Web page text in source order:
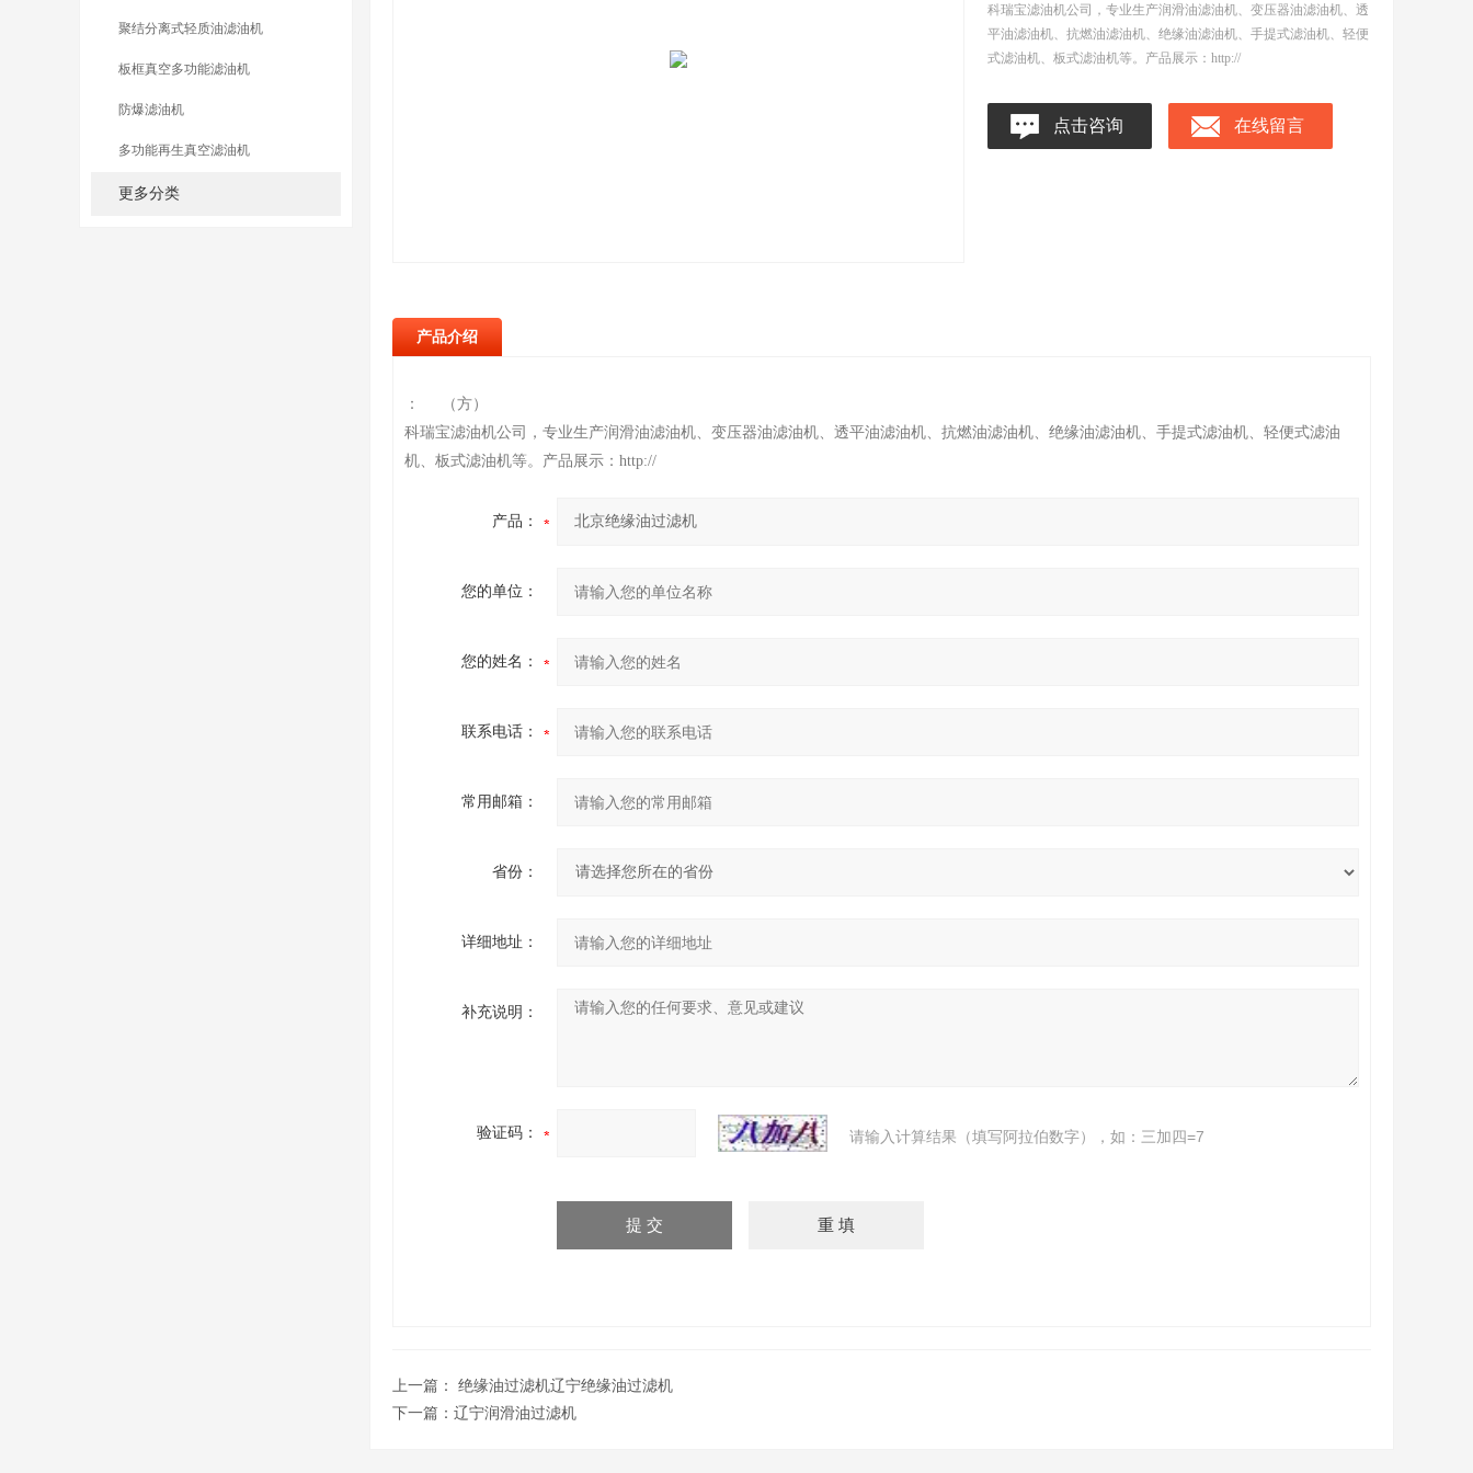
聚结分离式轻质油滤油机
板框真空多功能滤油机
防爆滤油机
多功能再生真空滤油机
更多分类
科瑞宝滤油机公司，专业生产润滑油滤油机、变压器油滤油机、透
平油滤油机、抗燃油滤油机、绝缘油滤油机、手提式滤油机、轻便
式滤油机、板式滤油机等。产品展示：http://
点击咨询 在线留言
产品介绍
： （方）
科瑞宝滤油机公司，专业生产润滑油滤油机、变压器油滤油机、透平油滤油机、抗燃油滤油机、绝缘油滤油机、手提式滤油机、轻便式滤油
机、板式滤油机等。产品展示：http://
产品：
您的单位：
您的姓名：
联系电话：
常用邮箱：
省份：
详细地址：
补充说明：
验证码： 请输入计算结果（填写阿拉伯数字），如：三加四=7
上一篇： 绝缘油过滤机辽宁绝缘油过滤机
下一篇： 辽宁润滑油过滤机